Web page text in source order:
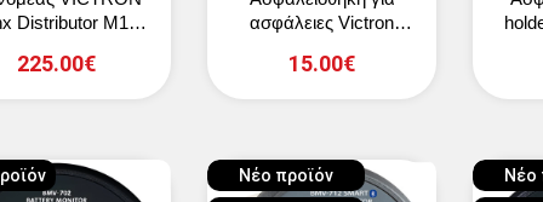
Distributor M10
225.00€
ασφάλειες Victron
15.00€
Νέο προϊόν
Νέο